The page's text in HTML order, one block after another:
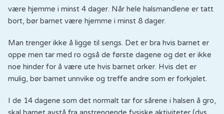
være hjemme i minst 4 dager. Når hele halsmandlene er tatt
bort, bør barnet være hjemme i minst 8 dager.
Man trenger ikke å ligge til sengs. Det er bra hvis barnet er
oppe men tar med ro også de første dagene og det er ikke
noe hinder for å være ute hvis barnet orker. Hvis det er
mulig, bør barnet unnvike og treffe andre som er forkjølet.
I de 14 dagene som det normalt tar for sårene i halsen å gro,